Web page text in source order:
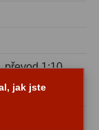
převod 1:10
jak jste